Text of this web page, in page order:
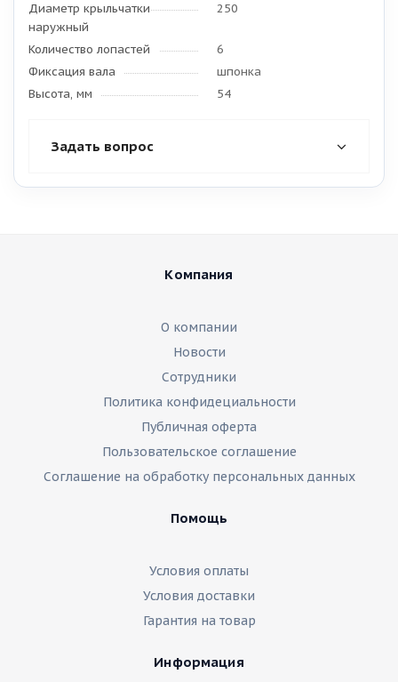
Диаметр крыльчатки
наружный
250
Количество лопастей
6
Фиксация вала
шпонка
Высота, мм
54
Задать вопрос
Компания
О компании
Новости
Сотрудники
Политика конфидециальности
Публичная оферта
Пользовательское соглашение
Соглашение на обработку персональных данных
Помощь
Условия оплаты
Условия доставки
Гарантия на товар
Информация